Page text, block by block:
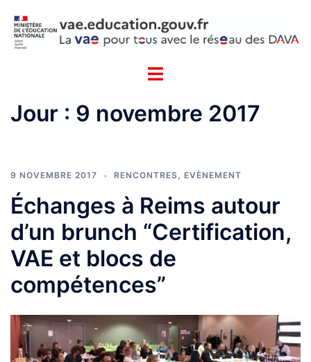
contenu
Jour : 9 novembre 2017
9 NOVEMBRE 2017 RENCONTRES, EVÈNEMENT
Échanges à Reims autour
d’un brunch “Certification,
VAE et blocs de
compétences”